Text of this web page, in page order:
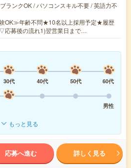
ランクOK / パソコンスキル不要 / 英語力不
OK≫年齢不問★10名以上採用予定★履歴
応募後の流れ1)翌営業日まで…
30代 40代 50代
60代
男性
もっと見る
応募へ進む 詳しく見る